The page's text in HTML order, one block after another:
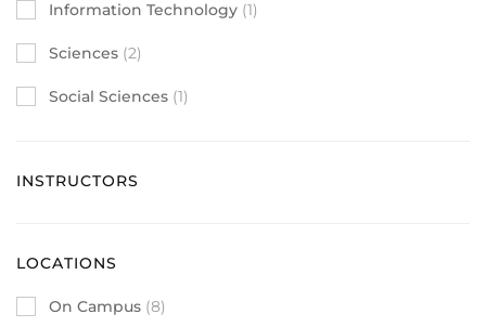
Information Technology (1)
Sciences (2)
Social Sciences (1)
INSTRUCTORS
LOCATIONS
On Campus (8)